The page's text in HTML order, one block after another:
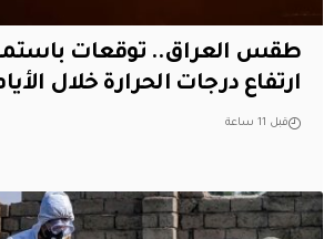
طقس العراق.. توقعات
ارتفاع درجات الحرارة خلال
قبل 11 ساعة